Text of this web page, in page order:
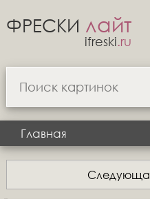
ФРЕСКИ лайт
ifreski.ru
Главная